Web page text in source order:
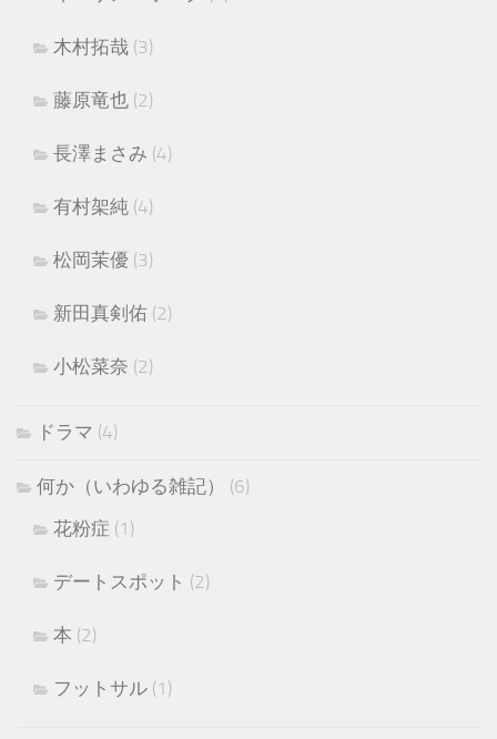
木村拓哉 (3)
藤原竜也 (2)
長澤まさみ (4)
有村架純 (4)
松岡茉優 (3)
新田真剣佑 (2)
小松菜奈 (2)
ドラマ (4)
何か（いわゆる雑記）
(6)
花粉症 (1)
デートスポット (2)
本 (2)
フットサル (1)